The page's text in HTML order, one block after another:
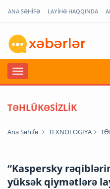
ANA SƏHİFƏ LAYİHƏ HAQQINDA
TƏHLÜKƏSİZLİK
Ana Səhifə TEXNOLOGİYA
“Kaspersky
yüksək qiymətlərə